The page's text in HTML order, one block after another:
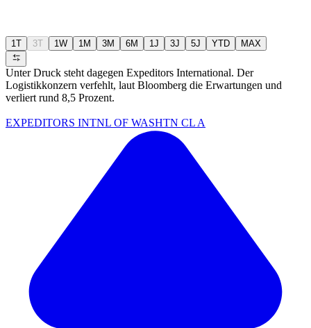
1T 3T 1W 1M 3M 6M 1J 3J 5J YTD MAX
Unter Druck steht dagegen Expeditors International. Der
Logistikkonzern verfehlt, laut Bloomberg die Erwartungen und
verliert rund 8,5 Prozent.
EXPEDITORS INTNL OF WASHTN CL A